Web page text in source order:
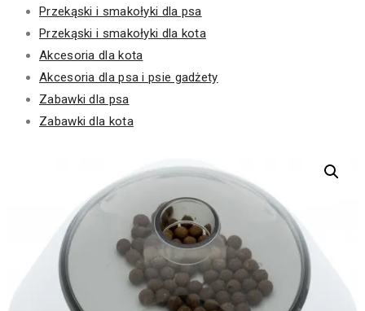
Przekąski i smakołyki dla psa
Przekąski i smakołyki dla kota
Akcesoria dla kota
Akcesoria dla psa i psie gadżety
Zabawki dla psa
Zabawki dla kota